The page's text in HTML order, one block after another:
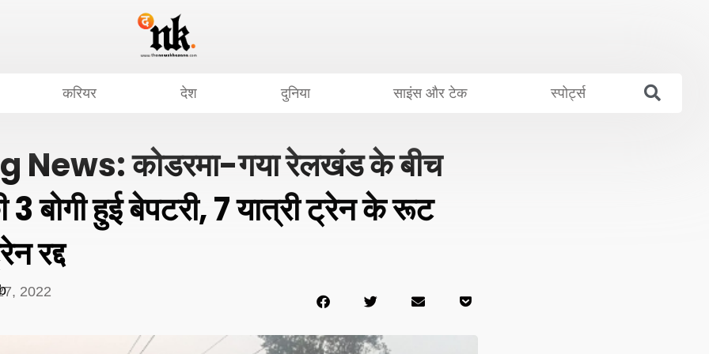
करियर देश दुनिया साइंस और टेक स्पोर्ट्स
कोडरमा-गया रेलखंड के बीच
3 बोगी हुई बेपटरी, 7 यात्री ट्रेन के रूट
रद्द
2022